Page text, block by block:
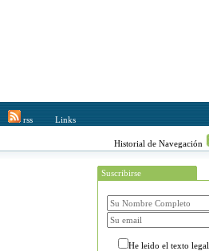
rss Links
Historial de Navegación
Suscribirse
He leido el texto legal